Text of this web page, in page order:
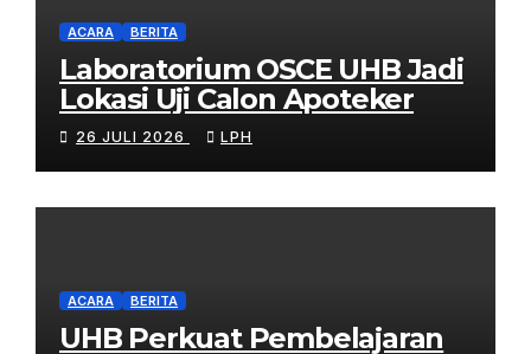
ACARA BERITA
Laboratorium OSCE UHB Jadi
Lokasi Uji Calon Apoteker
26 JULI 2026 LPH
ACARA BERITA
UHB Perkuat Pembelajaran